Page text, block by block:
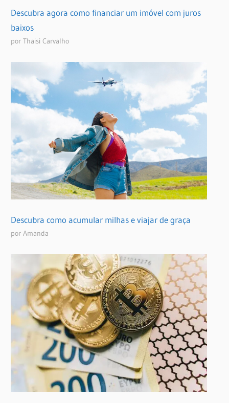
Descubra agora como financiar um imóvel com juros
baixos
por Thaisi Carvalho
Descubra como acumular milhas e viajar de graça
por Amanda